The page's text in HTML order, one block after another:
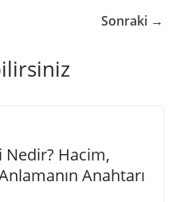
Sonraki →
Hacim,
Anahtarı